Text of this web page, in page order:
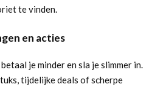
te vinden.
en acties
je minder en sla je slimmer in.
tijdelijke deals of scherpe